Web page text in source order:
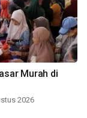
Murah di
2026